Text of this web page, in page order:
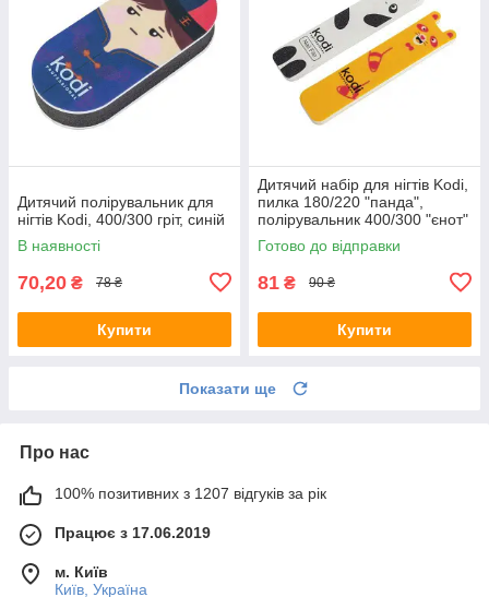
Дитячий полірувальник для
нігтів Kodi, 400/300 гріт, синій
В наявності
70,20 ₴ 78 ₴
Купити
Дитячий набір для нігтів Kodi,
пилка 180/220 "панда",
полірувальник 400/300 "єнот"
Готово до відправки
81 ₴ 90 ₴
Купити
Показати ще
Про нас
100% позитивних з 1207 відгуків за рік
Працює з 17.06.2019
м. Київ
Київ, Україна